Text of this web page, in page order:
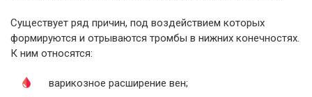
Существует ряд причин, под воздействием которых
формируются и отрываются тромбы в нижних конечностях.
К ним относятся:
варикозное расширение вен;